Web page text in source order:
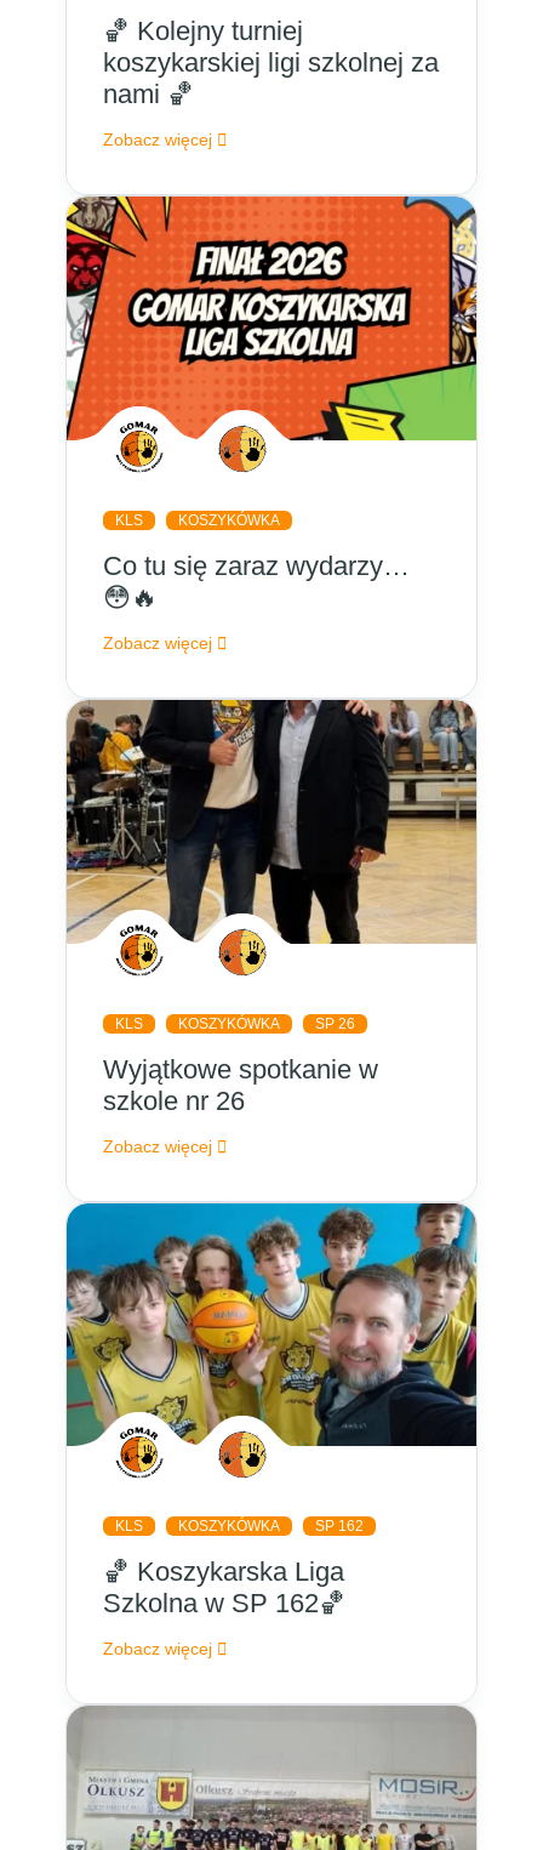
🏀 Kolejny turniej
koszykarskiej ligi szkolnej za
nami 🏀
Zobacz więcej
KLS KOSZYKÓWKA
Co tu się zaraz wydarzy…
😳🔥
Zobacz więcej
KLS KOSZYKÓWKA SP 26
Wyjątkowe spotkanie w
szkole nr 26
Zobacz więcej
KLS KOSZYKÓWKA SP 162
🏀 Koszykarska Liga
Szkolna w SP 162🏀
Zobacz więcej